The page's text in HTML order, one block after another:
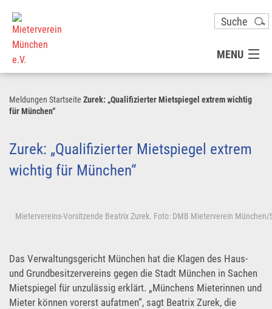
MENU
PRESSE
Meldungen Startseite Zurek: „Qualifizierter Mietspiegel extrem wichtig
für München“
Zurek: „Qualifizierter Mietspiegel extrem
wichtig für München“
Mietervereins-Vorsitzende Beatrix Zurek. Foto: DMB Mieterverein München/
Das Verwaltungsgericht München hat die Klagen des Haus-
und Grundbesitzervereins gegen die Stadt München in Sachen
Mietspiegel für unzulässig erklärt. „Münchens Mieterinnen und
Mieter können vorerst aufatmen“, sagt Beatrix Zurek, die